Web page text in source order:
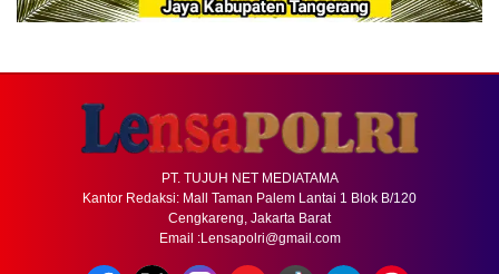
PT. TUJUH NET MEDIATAMA
Kantor Redaksi: Mall Taman Palem Lantai 1 Blok B/120
Cengkareng, Jakarta Barat
Email :Lensapolri@gmail.com